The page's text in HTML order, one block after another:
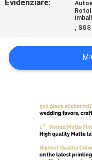
DEL
SITO
SULLA
PRIVACY
Evidenziare:
,